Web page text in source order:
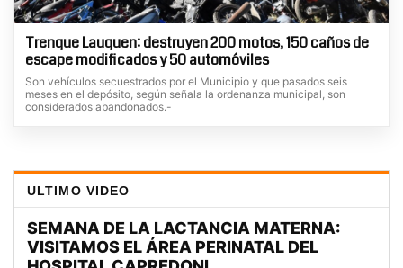
Trenque Lauquen: destruyen 200 motos, 150 caños de
escape modificados y 50 automóviles
Son vehículos secuestrados por el Municipio y que pasados seis
meses en el depósito, según señala la ordenanza municipal, son
considerados abandonados.-
ULTIMO VIDEO